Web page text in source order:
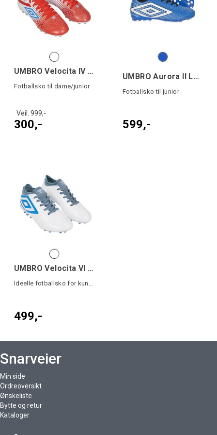
UMBRO Velocita IV Prem AG W
Fotballsko til dame/junior
Veil. 999,-
300,-
UMBRO Aurora II Lo AG Jr
Fotballsko til junior
599,-
UMBRO Velocita VI 1.0 AG Jr
Ideelle fotballsko for kunstgress
499,-
Snarveier
Min side
Ordreoversikt
Ønskeliste
Bytte og retur
Kataloger